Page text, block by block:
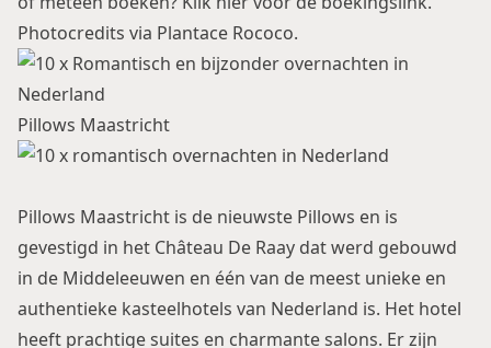
Photocredits via Plantace Rococo.
Pillows Maastricht
Pillows Maastricht is de nieuwste Pillows en is
gevestigd in het Château De Raay dat werd gebouwd
in de Middeleeuwen en één van de meest unieke en
authentieke kasteelhotels van Nederland is. Het hotel
heeft prachtige suites en charmante salons. Er zijn